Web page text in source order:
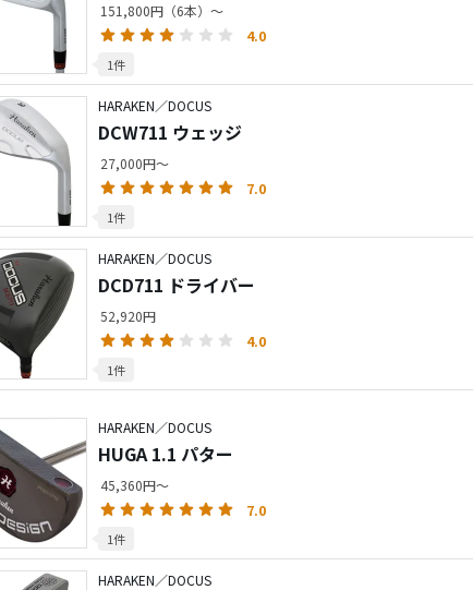
151,800円（6本）～
4.0
1件
HARAKEN／DOCUS
DCW711 ウェッジ
27,000円～
7.0
1件
HARAKEN／DOCUS
DCD711 ドライバー
52,920円
4.0
1件
HARAKEN／DOCUS
HUGA 1.1 パター
45,360円～
7.0
1件
HARAKEN／DOCUS